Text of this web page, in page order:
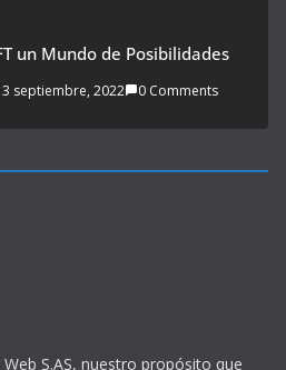
un Mundo de Posibilidades
septiembre, 2022 0 Comments
S.AS, nuestro propósito que